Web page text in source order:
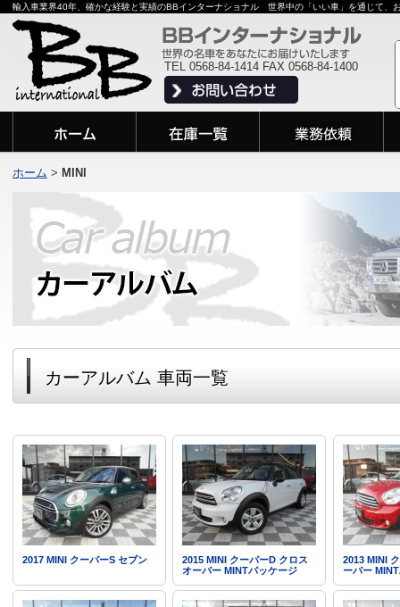
輸入車業界40年、確かな経験と実績のBBインターナショナル 世界中の「いい車」を通じて、
TEL 0568-84-1414 FAX 0568-84-1400
カーアルバム 車両一覧
2017 MINI クーパーS セブン
2015 MINI クーパーD クロス
オーバー MINTパッケージ
2013 MINI
ーバー
ホーム > MINI